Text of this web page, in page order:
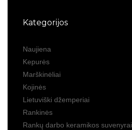
Kategorijos
Naujiena
Kepurės
Marškinėliai
Kojinės
Lietuviški džemperiai
Rankinės
Rankų darbo keramikos suvenyrai